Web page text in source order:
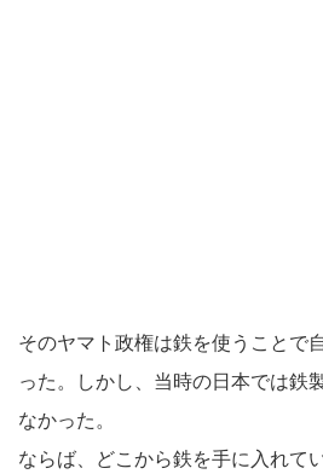
そのヤマト政権は鉄を使うことで
った。しかし、当時の日本では鉄
なかった。
ならば、どこから鉄を手に入れて